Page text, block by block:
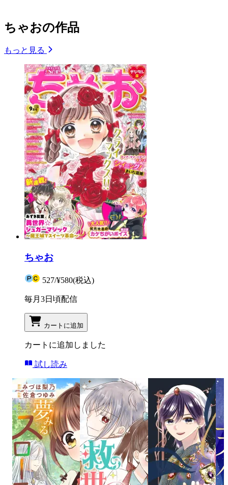
ちゃおの作品
もっと見る
ちゃお
527/¥580(税込)
毎月3日頃配信
カートに追加
カートに追加しました
試し読み